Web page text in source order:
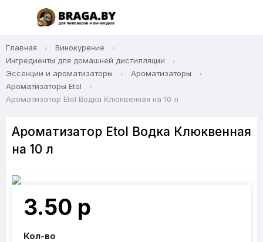
Главная
Винокурение
Ингредиенты для домашней дистилляции
Эссенции и ароматизаторы
Ароматизаторы
Ароматизаторы Etol
Ароматизатор Etol Водка Клюквенная на 10 л
Ароматизатор Etol Водка Клюквенная
на 10 л
3.50 р
Кол-во